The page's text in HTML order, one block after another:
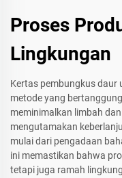
Proses
Lingkungan
Kertas pembungkus daur
metode yang
meminimalkan limbah
mengutamakan
mulai dari pengadaan
ini memastikan bahwa
tetapi juga ramah